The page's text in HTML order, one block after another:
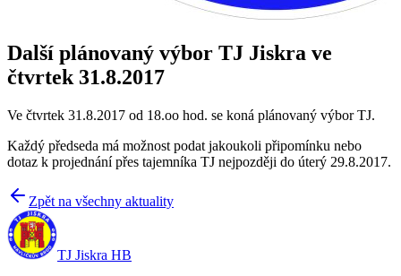
Další plánovaný výbor TJ Jiskra ve
čtvrtek 31.8.2017
Ve čtvrtek 31.8.2017 od 18.oo hod. se koná plánovaný výbor TJ.
Každý předseda má možnost podat jakoukoli připomínku nebo
dotaz k projednání přes tajemníka TJ nejpozději do úterý 29.8.2017.
Zpět na všechny aktuality
TJ Jiskra HB